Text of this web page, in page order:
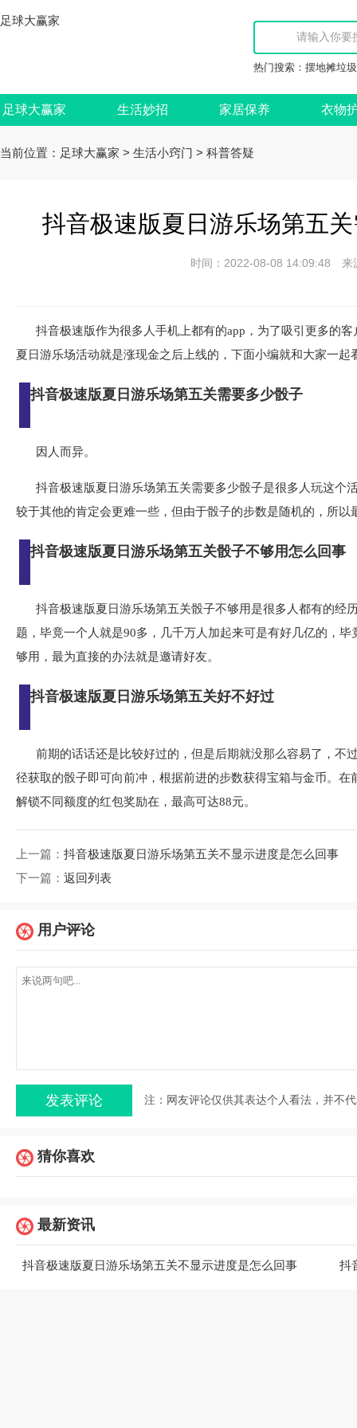
足球大赢家
热门搜索： 摆地摊垃
足球大赢家 生活妙招 家居保养 衣物
当前位置： 足球大赢家 > 生活小窍门 > 科普答疑
抖音极速版夏日游乐场第五
时间：2022-08-08 14:09:48
抖音极速版作为很多人手机上都有的app，为了吸引更多的
夏日游乐场活动就是涨现金之后上线的，下面小编就和大家一
抖音极速版夏日游乐场第五关需要多少骰子
因人而异。
抖音极速版夏日游乐场第五关需要多少骰子是很多人玩这个
较于其他的肯定会更难一些，但由于骰子的步数是随机的，所
抖音极速版夏日游乐场第五关骰子不够用怎么回事
抖音极速版夏日游乐场第五关骰子不够用是很多人都有的经
题，毕竟一个人就是90多，几千万人加起来可是有好几亿的，
够用，最为直接的办法就是邀请好友。
抖音极速版夏日游乐场第五关好不好过
前期的话话还是比较好过的，但是后期就没那么容易了，不
径获取的骰子即可向前冲，根据前进的步数获得宝箱与金币。
解锁不同额度的红包奖励在，最高可达88元。
上一篇： 抖音极速版夏日游乐场第五关不显示进度是怎么回事
下一篇： 返回列表
用户评论
注：网友评论仅供其表达个人看法，并不
猜你喜欢
最新资讯
抖音极速版夏日游乐场第五关不显示进度是怎么回事 抖